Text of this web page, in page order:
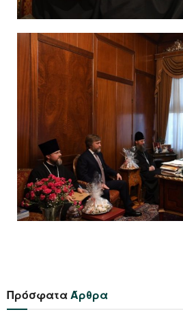
ΠρόσφαταΆρθρα